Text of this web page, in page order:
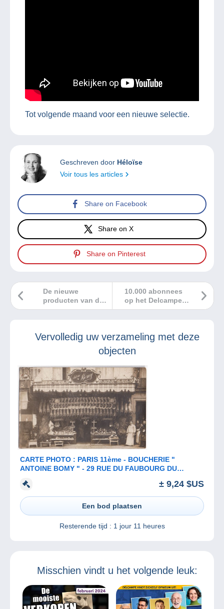
Tot volgende maand voor een nieuwe selectie.
Geschreven door Héloïse
Voir tous les articles
Share on Facebook
Share on X
Share on Pinterest
10.000 abonnees
op het Delcampe
YouTube-kanaal!
De nieuwe
producten van de
zomer op
Vervolledig uw verzameling met deze
objecten
CARTE PHOTO : PARIS 11ème - BOUCHERIE "
ANTOINE BOMY " - 29 RUE DU FAUBOURG DU
± 9,24 $US
Een bod plaatsen
Resterende tijd : 1 jour 11 heures
Misschien vindt u het volgende leuk: